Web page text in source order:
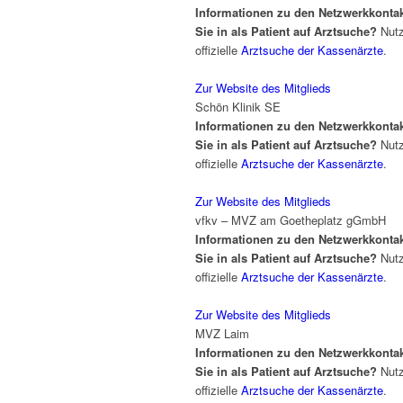
Informationen zu den
Sie in als Patient auf Arztsuche?
offizielle Arztsuche der Kassenärzte.
Zur Website des Mitglieds
Schön Klinik SE
Informationen zu den
Sie in als Patient auf Arztsuche?
offizielle Arztsuche der Kassenärzte.
Zur Website des Mitglieds
vfkv – MVZ am Goetheplatz gGmbH
Informationen zu den
Sie in als Patient auf Arztsuche?
offizielle Arztsuche der Kassenärzte.
Zur Website des Mitglieds
MVZ Laim
Informationen zu den
Sie in als Patient auf Arztsuche?
offizielle Arztsuche der Kassenärzte.